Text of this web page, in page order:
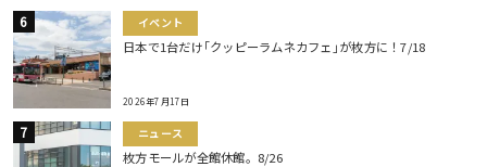
イベント
日本で1台だけ｢クッピーラムネカフェ｣が枚方に！7/18
2026年7月17日
ニュース
枚方モールが全館休館。8/26